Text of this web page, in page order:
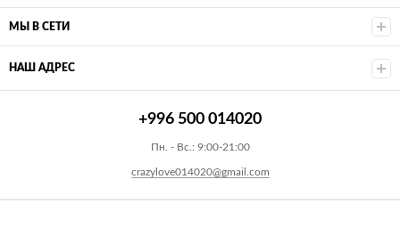
МЫ В СЕТИ
НАШ АДРЕС
+996 500 014020
Пн. - Вс.: 9:00-21:00
crazylove014020@gmail.com